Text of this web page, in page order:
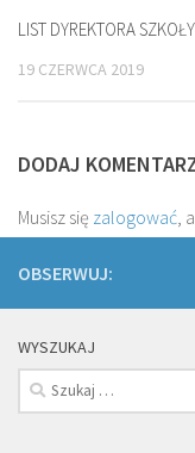
LIST DYREKTORA SZKOŁY
19 CZERWCA 2019
DODAJ
Musisz się zalogować,
OBSERWUJ:
WYSZUKAJ
Szukaj: